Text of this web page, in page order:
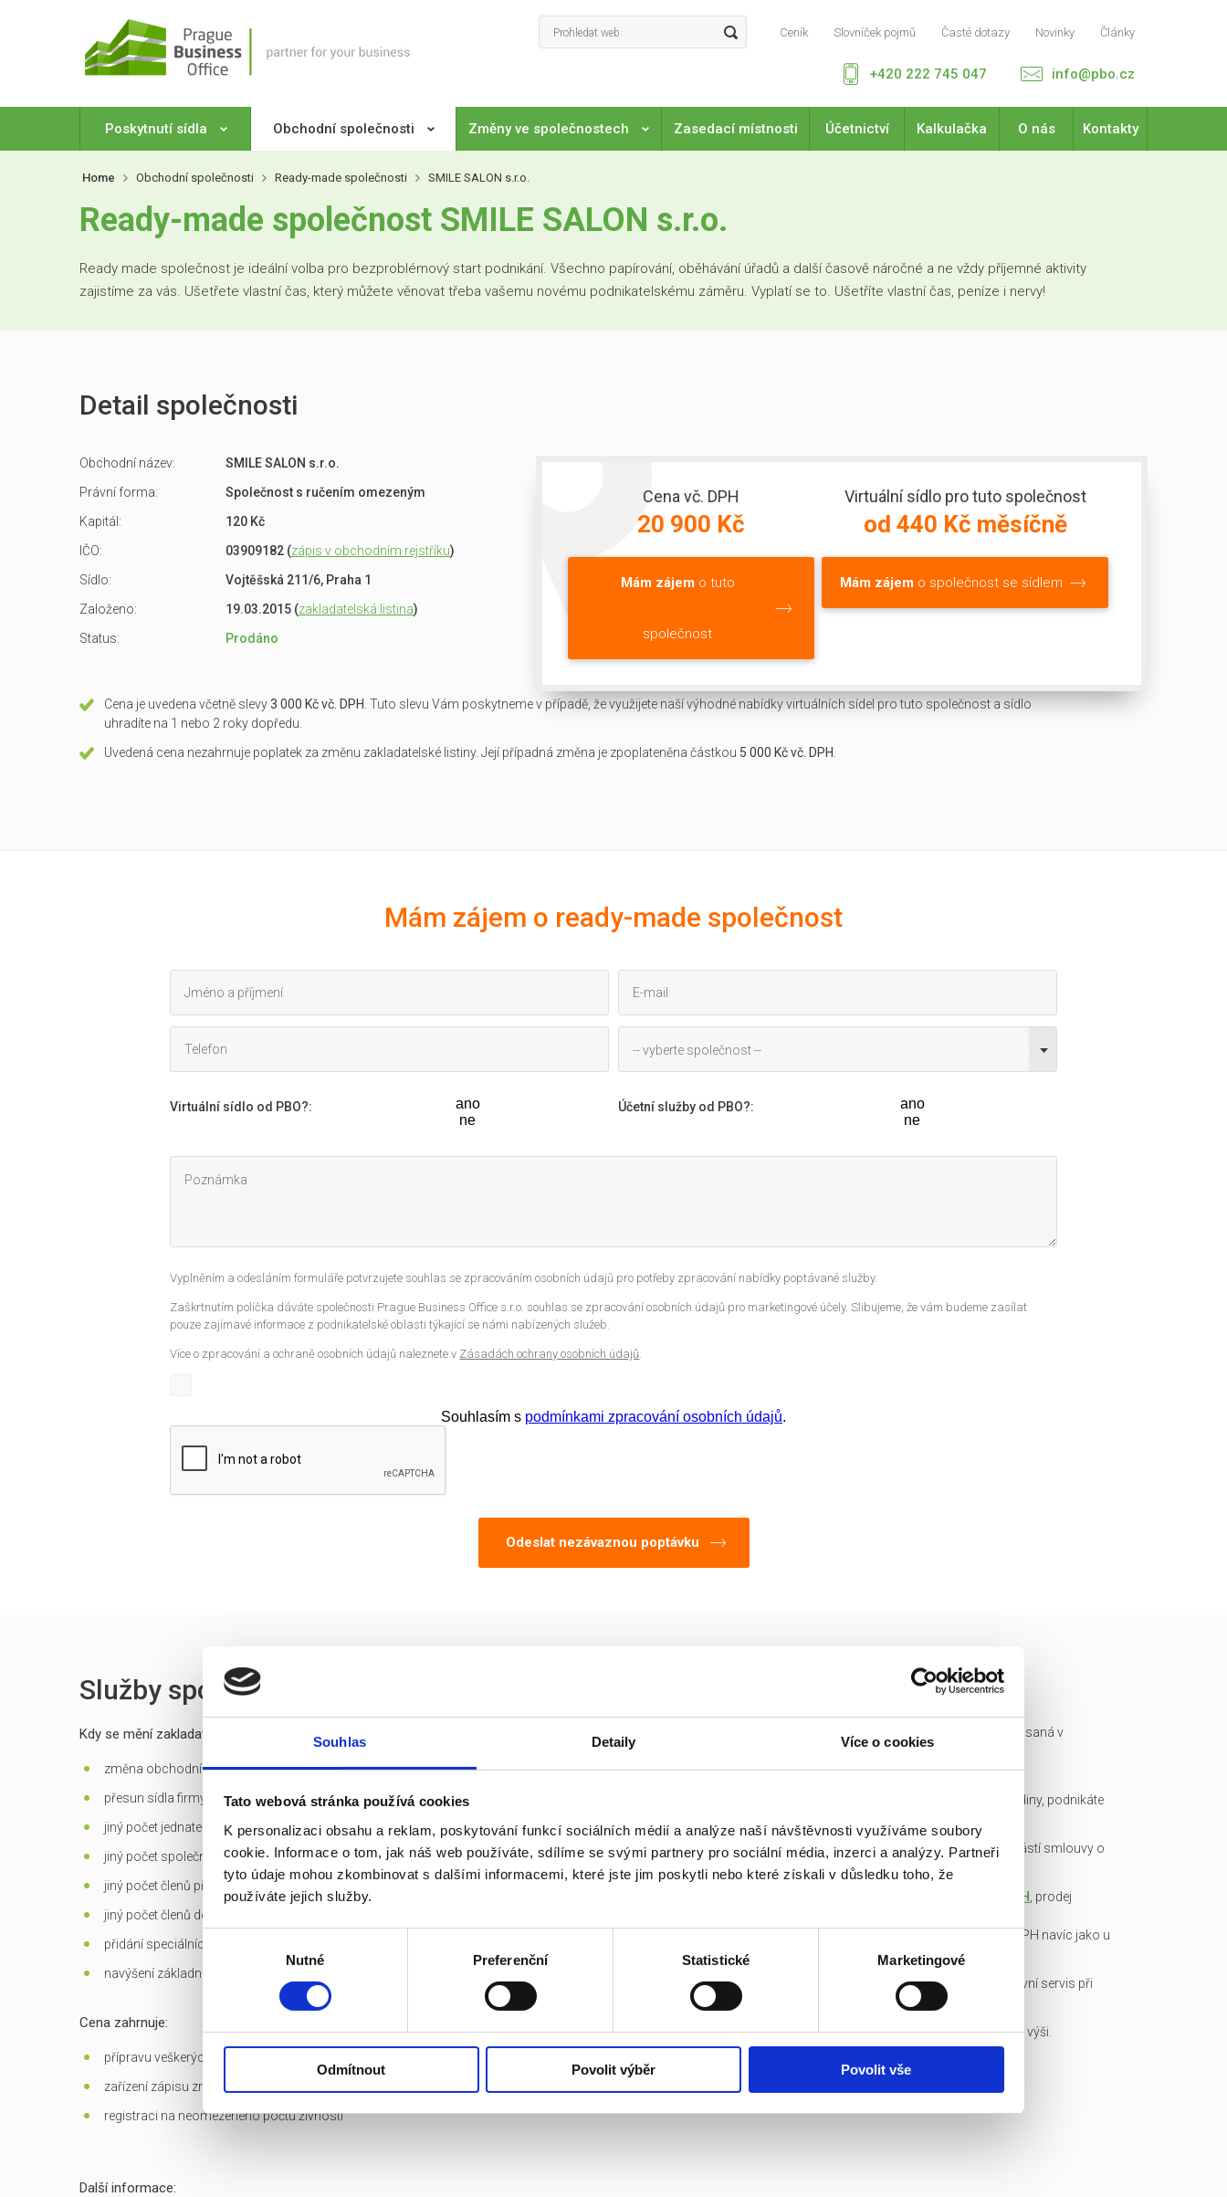
Souhlas Detaily Více o cookies
Tato webová stránka používá cookies
K personalizaci obsahu a reklam, poskytování funkcí sociálních médií a analýze naší návštěvnosti využíváme soubory
cookie. Informace o tom, jak náš web používáte, sdílíme se svými partnery pro sociální média, inzerci a analýzy. Partneři
tyto údaje mohou zkombinovat s dalšími informacemi, které jste jim poskytli nebo které získali v důsledku toho, že
používáte jejich služby.
Výběr
Nutné Preferenční Statistické Marketingové
Odmítnout Povolit výběr Povolit vše
Ceník Slovníček pojmů Časté dotazy Novinky Články
info@pbo.cz
+420 222 745 047
Poskytnutí sídla Obchodní společnosti Změny ve společnostech Zasedací místnosti Účetnictví Kalkulačka O nás Kontakty
Home Obchodní společnosti Ready-made společnosti SMILE SALON s.r.o.
Ready-made společnost SMILE SALON s.r.o.
Ready made společnost je ideální volba pro bezproblémový start podnikání. Všechno papírování, oběhávání úřadů a další časově náročné a ne vždy příjemné aktivity
zajistíme za vás. Ušetřete vlastní čas, který můžete věnovat třeba vašemu novému podnikatelskému záměru. Vyplatí se to. Ušetříte vlastní čas, peníze i nervy!
Detail společnosti
Obchodní název:
SMILE SALON s.r.o.
Právní forma:
Společnost s ručením omezeným
Kapitál:
120 Kč
IČO:
03909182 (zápis v obchodním rejstříku)
Sídlo:
Vojtěšská 211/6, Praha 1
Založeno:
19.03.2015 (zakladatelská listina)
Status:
Prodáno
Cena vč. DPH
20 900 Kč
Mám zájemo tuto
společnost
Virtuální sídlo pro tuto společnost
od 440 Kč měsíčně
Mám zájem o společnost se sídlem
Cena je uvedena včetně slevy3 000 Kč vč. DPH . Tuto slevu Vám poskytneme v případě, že využijete naší výhodné nabídky virtuálních sídel pro tuto společnost a sídlo
uhradíte na 1 nebo 2 roky dopředu.
Uvedená cena nezahrnuje poplatek za změnu zakladatelské listiny. Její případná změna je zpoplateněna částkou 5 000 Kč vč. DPH
Mám zájem o ready-made společnost
-- vyberte společnost --
Virtuální sídlo od PBO?:
ano
ne
Účetní služby od PBO?:
ano
ne
Vyplněním a odesláním formuláře potvrzujete souhlas se zpracováním osobních údajů pro potřeby zpracování nabídky poptávané služby.
Zaškrtnutím políčka dáváte společnosti Prague Business Office s.r.o. souhlas se zpracování osobních údajů pro marketingové účely. Slibujeme, že vám budeme zasílat
pouze zajímavé informace z podnikatelské oblasti týkající se námi nabízených služeb.
Více o zpracování a ochraně osobních údajů naleznete v Zásadách ochrany osobních údajů.
Souhlasím s podmínkami zpracování osobních údajů.
Služby spojené s prodejem
Kdy se mění zakladatelská listina?
změna obchodní firmy (jména) společnosti
přesun sídla firmy mimo Prahu
jiný počet jednatelů než 1 - u s.r.o.
jiný počet společníků než 1 - jen u s.r.o. založených do roku 2013 včetně
jiný počet členů představenstva než 1 v případě jediného akcionáře, než 3 v případě více akcionářů - u a.s.
jiný počet členů dozorčí rady než 3 - u a.s.
přidání speciálních
navýšení základního kapitálu
Cena zahrnuje:
přípravu veškerých dokumentů potřebných k převodu
zařízení zápisu změn do OR
registraci na neomezeného počtu živností
Další informace:
Ready made společnost je zapsaná v
obchodním rejstříku a má IČ.
společnosti připravíme do hodiny, podnikáte
Garance bezdlužnosti je součástí smlouvy o
převodu obchodního podílu.
DPH , prodej
osvobozen, není nutné platit DPH navíc jako u
konkurence!
Veškerou administrativu a právní servis při
koupi/přepisu zařídíme my!
Základní kapitál splacen v plné výši.